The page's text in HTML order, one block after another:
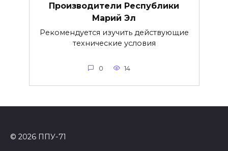
Производители Республики
Марий Эл
Рекомендуется изучить действующие
технические условия
0 14
© 2026 ППУ-71